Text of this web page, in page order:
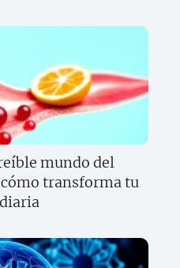
mundo del
transforma tu